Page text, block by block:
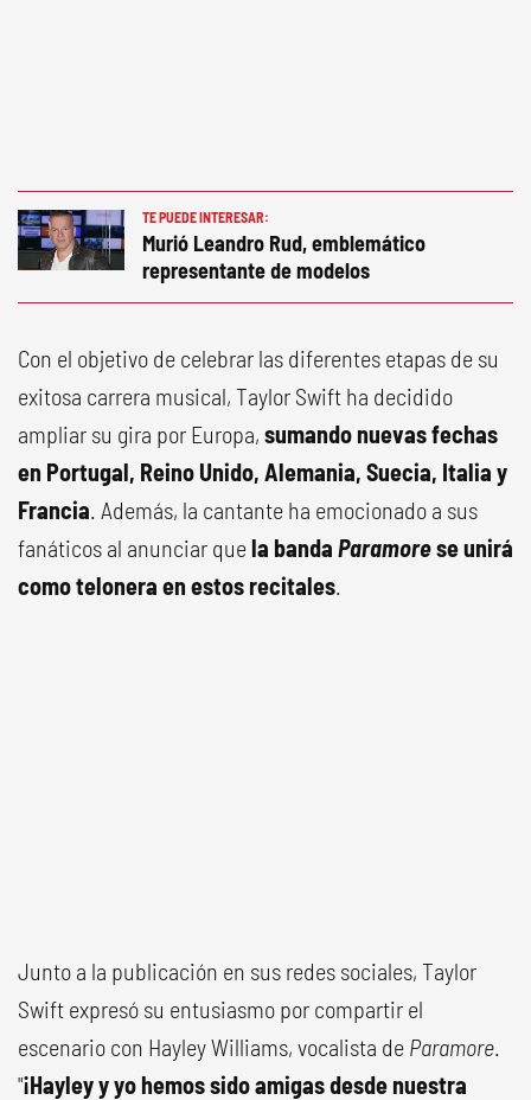
TE PUEDE INTERESAR:
Murió Leandro Rud, emblemático
representante de modelos
Con el objetivo de celebrar las diferentes etapas de su
exitosa carrera musical, Taylor Swift ha decidido
ampliar su gira por Europa, sumando nuevas fechas
en Portugal, Reino Unido, Alemania, Suecia, Italia y
Francia. Además, la cantante ha emocionado a sus
fanáticos al anunciar quela banda Paramorese unirá
como telonera en estos recitales.
Junto a la publicación en sus redes sociales, Taylor
Swift expresó su entusiasmo por compartir el
escenario con Hayley Williams, vocalista de Paramore.
"¡Hayley y yo hemos sido amigas desde nuestra